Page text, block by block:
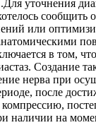
уточнения
сообщить
или
в том,
Создание
нерва при
после
наличии на